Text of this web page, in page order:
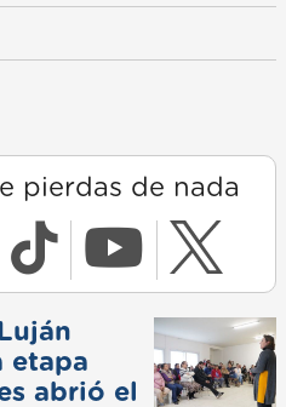
pierdas de nada
etapa
abrió el